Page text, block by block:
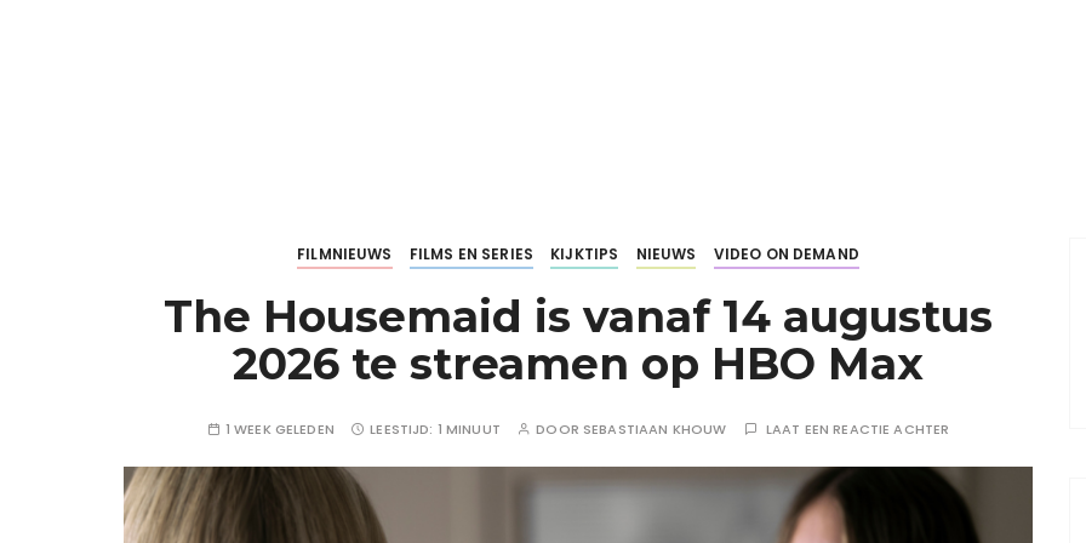
FILMNIEUWS FILMS EN SERIES KIJKTIPS NIEUWS VIDEO ON DEMAND
The Housemaid is vanaf 14 augustus
2026 te streamen op HBO Max
1 WEEK GELEDEN LEESTIJD: 1 MINUUT DOOR SEBASTIAAN KHOUW LAAT EEN REACTIE ACHTER